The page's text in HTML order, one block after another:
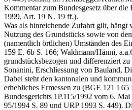
Kommentar zum Bundesgesetz über
1999, Art. 19 N. 19 ff.).
Was als hinreichende Zufahrt gilt, hängt
Nutzung des Grundstücks sowie von
(namentlich örtlichen) Umständen des
159 E. 6b S. 166; Waldmann/Hänni,
grundstücksbezogen und differenziert
Sonanini, Erschliessung von Bauland,
Dabei steht den kantonalen und
erhebliches Ermessen zu (BGE 121 I
Bundesgerichts 1P.115/1992 vom 6.
95/1994 S. 89 und URP 1993 S. 449).